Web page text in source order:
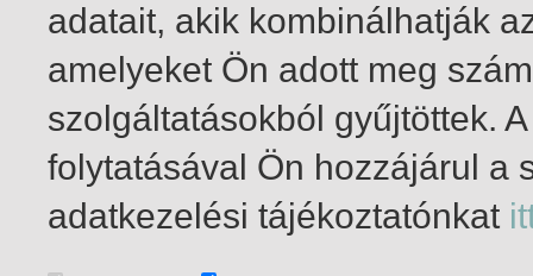
1-1 / összesen 1 találat
adatait, akik kombinálhatják
amelyeket Ön adott meg
szolgáltatásokból gyűjtöttek.
folytatásával Ön hozzájárul a
adatkezelési tájékoztatónkat